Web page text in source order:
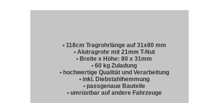
• 118cm Tragrohrlänge auf 31x80 mm
• Alutragrohr mit 21mm T-Nut
• Breite x Höhe: 80 x 31mm
• 60 kg Zuladung
• hochwertige Qualität und Verarbeitung
• inkl. Diebstahlhemmung
• passgenaue Bauteile
• umrüstbar auf andere Fahrzeuge